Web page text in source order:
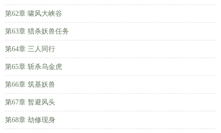
第62章 啸风大峡谷
第63章 猎杀妖兽任务
第64章 三人同行
第65章 斩杀乌金虎
第66章 筑基妖兽
第67章 暂避风头
第68章 劫修现身